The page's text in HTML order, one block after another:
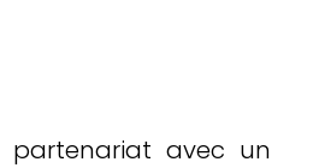
partenariat avec un